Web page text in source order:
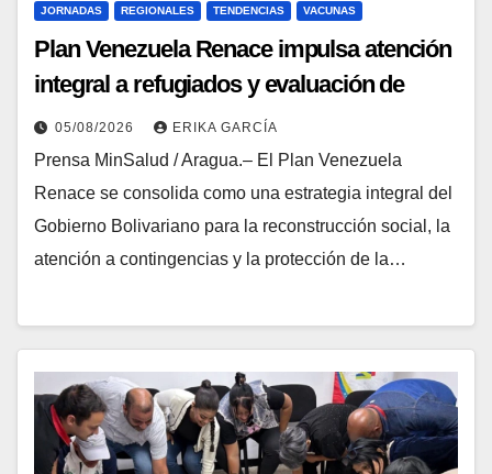
JORNADAS REGIONALES TENDENCIAS VACUNAS
​Plan Venezuela Renace impulsa atención
integral a refugiados y evaluación de
vacunación en Aragua
05/08/2026 ERIKA GARCÍA
Prensa MinSalud / Aragua.– El Plan Venezuela
Renace se consolida como una estrategia integral del
Gobierno Bolivariano para la reconstrucción social, la
atención a contingencias y la protección de la…